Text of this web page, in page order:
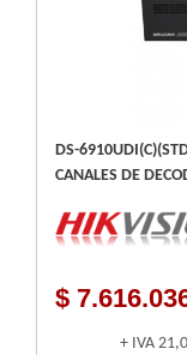
DS-
CANALES DE
$
+ IVA